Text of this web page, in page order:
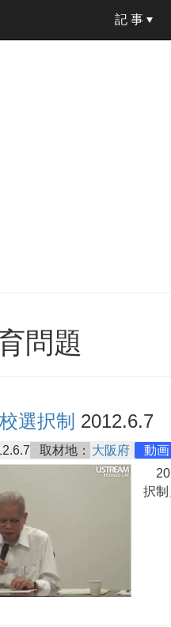
記 事
問題
選択制 2012.6.7
取材地： 大阪府
動画
択制